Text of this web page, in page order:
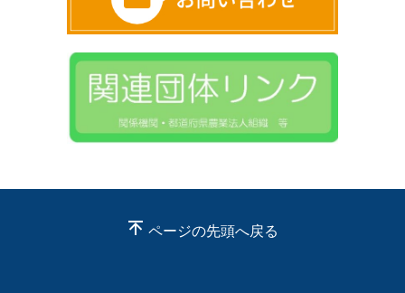
ページの先頭へ戻る